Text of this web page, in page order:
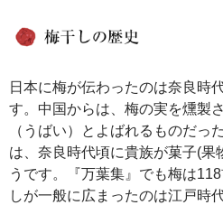
日本に梅が伝わったのは奈良時
す。中国からは、梅の実を燻製
（うばい）とよばれるものだっ
は、奈良時代頃に貴族が菓子(果
うです。『万葉集』でも梅は
しが一般に広まったのは江戸時